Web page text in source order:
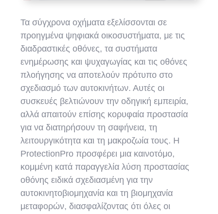
Τα σύγχρονα οχήματα εξελίσσονται σε
προηγμένα ψηφιακά οικοσυστήματα, με τις
διαδραστικές οθόνες, τα συστήματα
ενημέρωσης και ψυχαγωγίας και τις οθόνες
πλοήγησης να αποτελούν πρότυπο στο
σχεδιασμό των αυτοκινήτων. Αυτές οι
συσκευές βελτιώνουν την οδηγική εμπειρία,
αλλά απαιτούν επίσης κορυφαία προστασία
για να διατηρήσουν τη σαφήνεια, τη
λειτουργικότητα και τη μακροζωία τους. Η
ProtectionPro προσφέρει μια καινοτόμο,
κομμένη κατά παραγγελία λύση προστασίας
οθόνης ειδικά σχεδιασμένη για την
αυτοκινητοβιομηχανία και τη βιομηχανία
μεταφορών, διασφαλίζοντας ότι όλες οι